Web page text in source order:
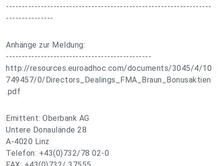
-----------------------------------------------------------------
---------------
Anhänge zur Meldung:
----------------------------------------------
http://resources.euroadhoc.com/documents/3045/4/10
749457/0/Directors_Dealings_FMA_Braun_Bonusaktien
.pdf
Emittent: Oberbank AG
Untere Donaulände 28
A-4020 Linz
Telefon: +43(0)732/78 02-0